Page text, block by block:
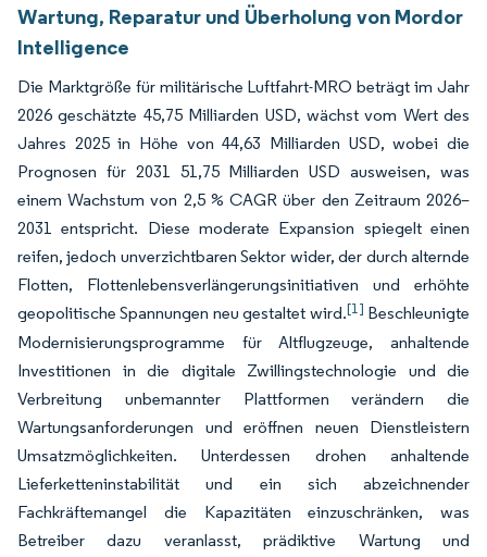
Wartung, Reparatur und Überholung von Mordor
Intelligence
Die Marktgröße für militärische Luftfahrt-MRO beträgt im Jahr
2026 geschätzte 45,75 Milliarden USD, wächst vom Wert des
Jahres 2025 in Höhe von 44,63 Milliarden USD, wobei die
Prognosen für 2031 51,75 Milliarden USD ausweisen, was
einem Wachstum von 2,5 % CAGR über den Zeitraum 2026–
2031 entspricht. Diese moderate Expansion spiegelt einen
reifen, jedoch unverzichtbaren Sektor wider, der durch alternde
Flotten, Flottenlebensverlängerungsinitiativen und erhöhte
geopolitische Spannungen neu gestaltet wird.[1] Beschleunigte
Modernisierungsprogramme für Altflugzeuge, anhaltende
Investitionen in die digitale Zwillingstechnologie und die
Verbreitung unbemannter Plattformen verändern die
Wartungsanforderungen und eröffnen neuen Dienstleistern
Umsatzmöglichkeiten. Unterdessen drohen anhaltende
Lieferketteninstabilität und ein sich abzeichnender
Fachkräftemangel die Kapazitäten einzuschränken, was
Betreiber dazu veranlasst, prädiktive Wartung und